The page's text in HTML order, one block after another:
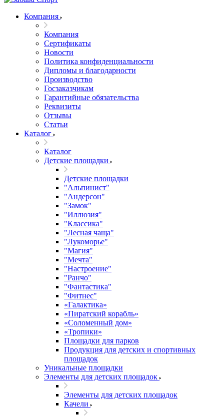
Компания
Компания
Сертификаты
Новости
Политика конфиденциальности
Дипломы и благодарности
Производство
Госзаказчикам
Гарантийные обязательства
Реквизиты
Отзывы
Статьи
Каталог
Каталог
Детские площадки
Детские площадки
"Альпинист"
"Андерсон"
"Замок"
"Иллюзия"
"Классика"
"Лесная чаща"
"Лукоморье"
"Магия"
"Мечта"
"Настроение"
"Ранчо"
"Фантастика"
"Фитнес"
«Галактика»
«Пиратский корабль»
«Соломенный дом»
«Тропики»
Площадки для парков
Продукция для детских и спортивных
площадок
Уникальные площадки
Элементы для детских площадок
Элементы для детских площадок
Качели